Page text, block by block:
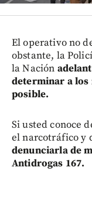
El operativo no
obstante, la
la Nación
determinar a los
posible.
Si usted conoce
el narcotráfico y
denunciarla de
Antidrogas 167.